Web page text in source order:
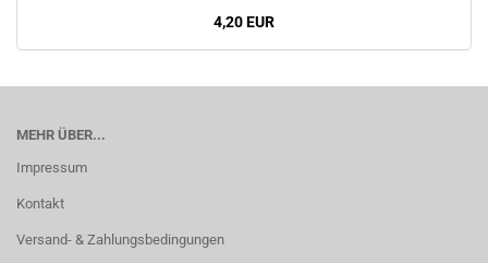
4,20 EUR
MEHR ÜBER...
Impressum
Kontakt
Versand- & Zahlungsbedingungen